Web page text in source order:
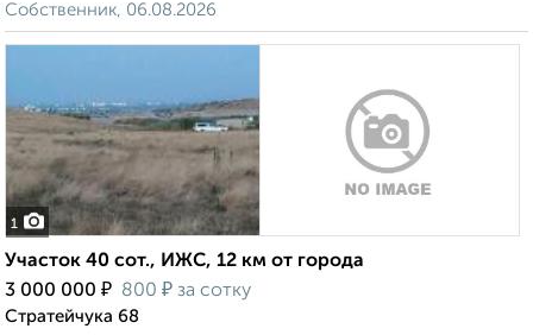
Собственник, 06.08.2026
1
Участок 40 сот., ИЖС, 12 км от города
3 000 000 ₽ 800 ₽ за сотку
Стратейчука 68